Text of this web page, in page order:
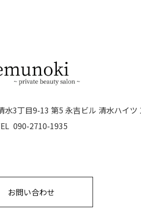
水3丁目9-13 第5 永吉ビル 清水ハイツ
090-2710-1935
お問い合わせ